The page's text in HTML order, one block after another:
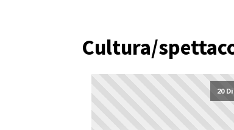
Cultura/
20